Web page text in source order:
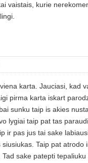
vaistais, kurie
karta. Jauciasi, kad
pirma karta iskart
sunku taip is akies
lygiai taip pat tas
ir pas jus tai sake
Taip pat atrodo
sake patepti